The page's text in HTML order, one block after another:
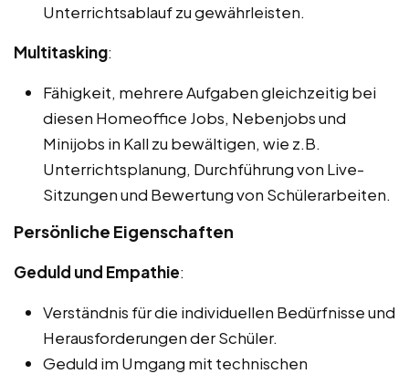
Unterrichtsablauf zu gewährleisten.
Multitasking:
Fähigkeit, mehrere Aufgaben gleichzeitig bei
diesen Homeoffice Jobs, Nebenjobs und
Minijobs in Kall zu bewältigen, wie z.B.
Unterrichtsplanung, Durchführung von Live-
Sitzungen und Bewertung von Schülerarbeiten.
Persönliche Eigenschaften
Geduld und Empathie:
Verständnis für die individuellen Bedürfnisse und
Herausforderungen der Schüler.
Geduld im Umgang mit technischen